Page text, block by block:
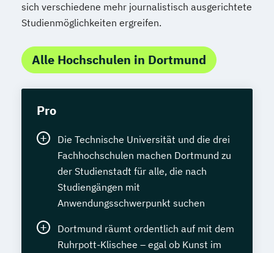
sich verschiedene mehr journalistisch ausgerichtete
Studienmöglichkeiten ergreifen.
Alle Hochschulen in Dortmund
Pro
Die Technische Universität und die drei
Fachhochschulen machen Dortmund zu
der Studienstadt für alle, die nach
Studiengängen mit
Anwendungsschwerpunkt suchen
Dortmund räumt ordentlich auf mit dem
Ruhrpott-Klischee – egal ob Kunst im